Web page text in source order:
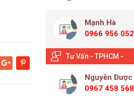
Pinterest
Mạnh Hà
0966 956 052
Tư Vấn - TPHCM -
Nguyễn Được
0967 458 568